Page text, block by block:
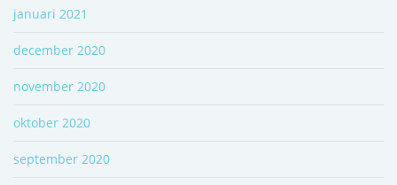
januari 2021
december 2020
november 2020
oktober 2020
september 2020